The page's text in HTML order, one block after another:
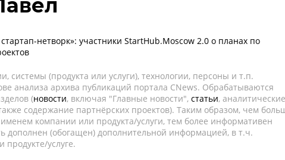
нетворк»: участники StartHub.Moscow 2.0 о планах по
системы (продукта или услуги), технологии, персоны и т.п.
анализа архива публикаций портала CNews. Обрабатываются
(новости, включая "Главные новости", статьи, аналитические
содержание партнёрских проектов). Таким образом, чем
компании или продукта/услуги, тем более информативен
дополнен (обогащен) дополнительной информацией, в т.ч.
услуге.